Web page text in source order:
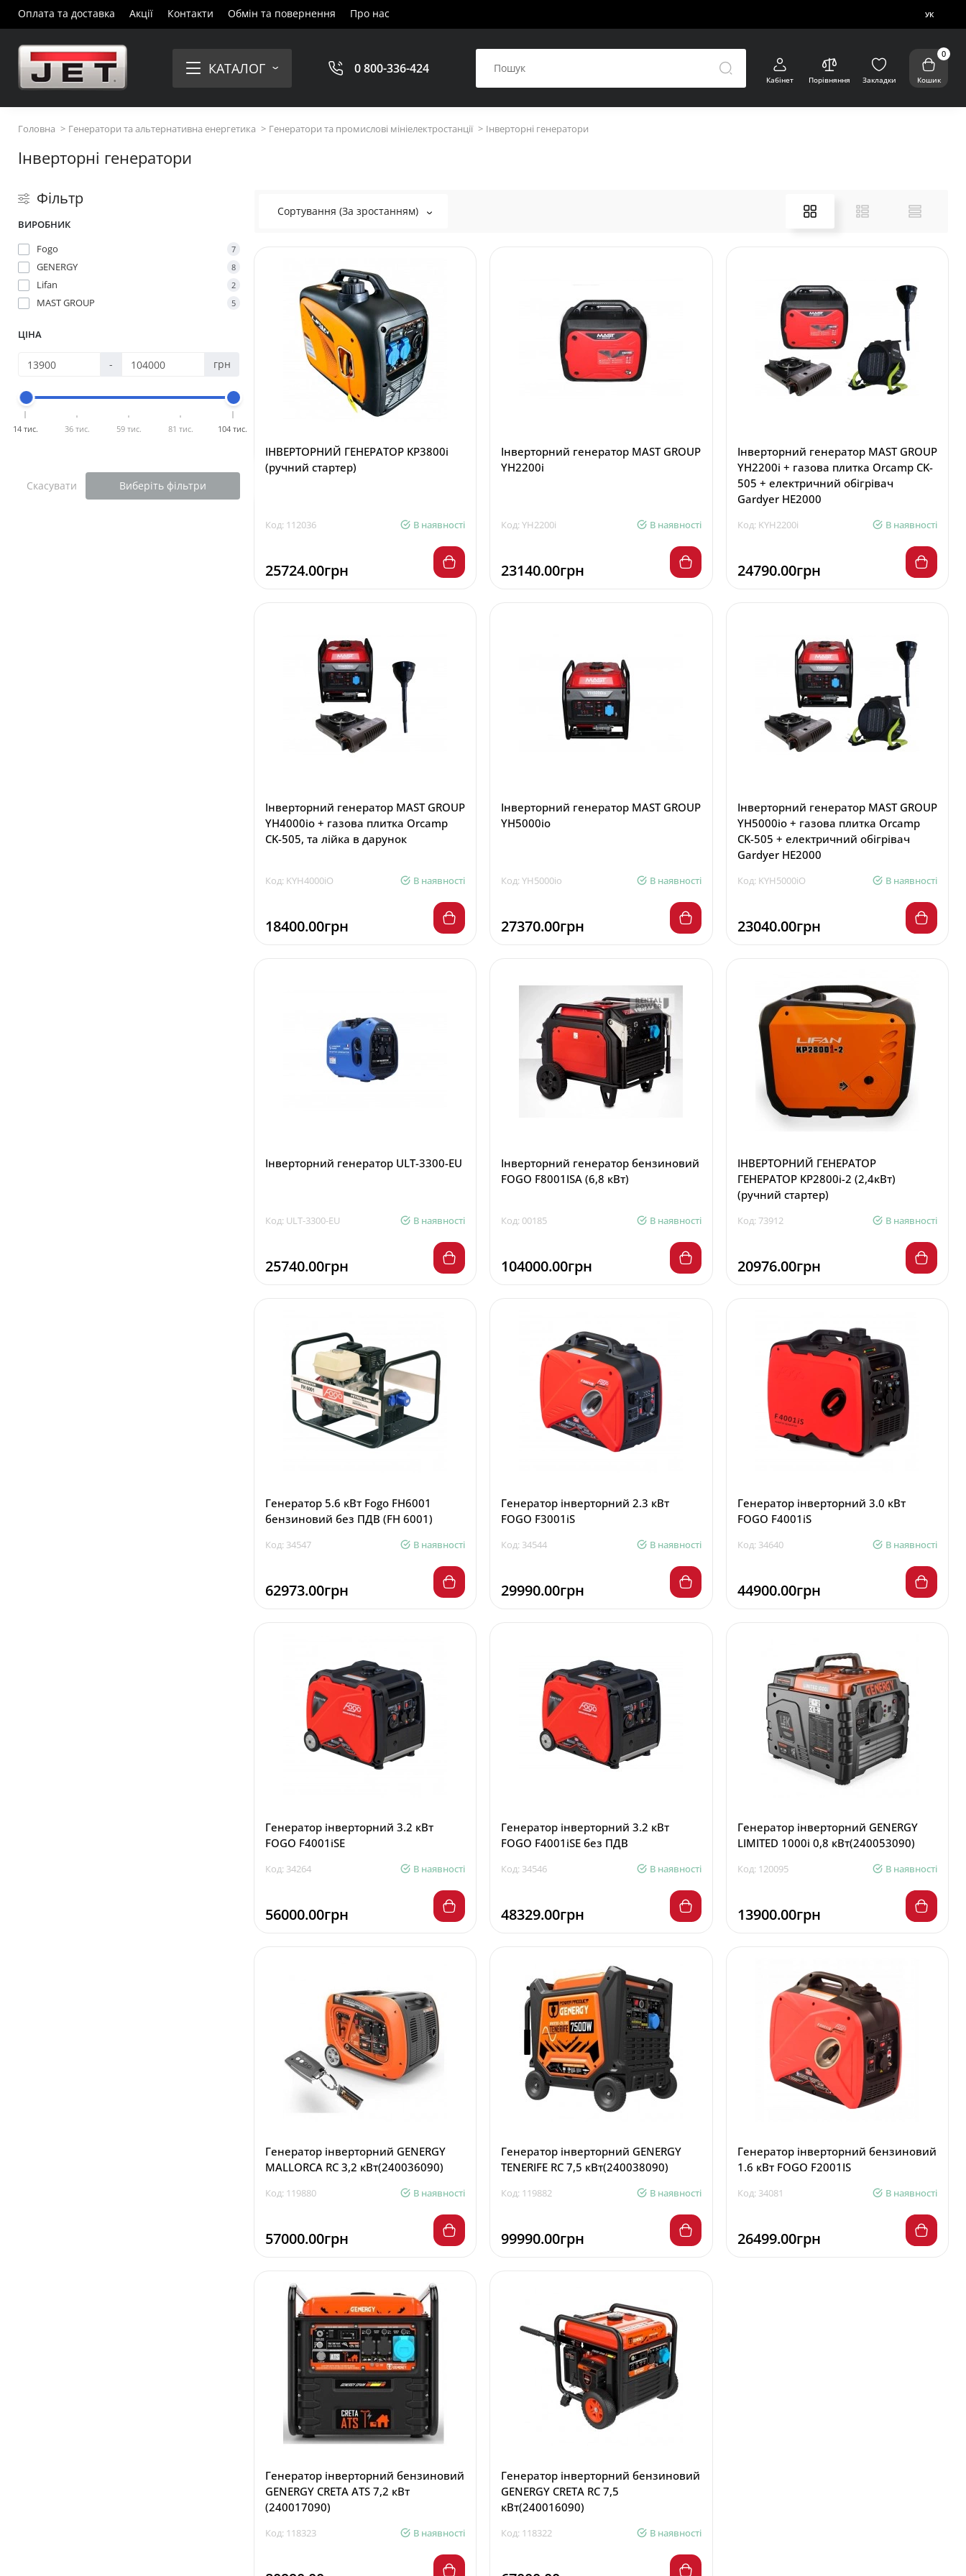
Оплата та доставка Акції Контакти Обмін та повернення Про нас УК
КАТАЛОГ 0 800-336-424
Кабінет Порівняння Закладки
0
Кошик
Головна Генератори та альтернативна енергетика Генератори та промислові мініелектростанції Інверторні генератори
Інверторні генератори
Фільтр
ВИРОБНИК
Fogo
7
GENERGY 8
Lifan 2
MAST GROUP 5
ЦІНА
- грн
14 тис. 36 тис. 59 тис. 81 тис. 104 тис.
Скасувати Виберіть фільтри
Сортування (За зростанням)
ІНВЕРТОРНИЙ ГЕНЕРАТОР KP3800і
(ручний стартер)
Код: 112036 В наявності
25724.00грн
Інверторний генератор MAST GROUP
YH2200i
Код: YH2200i В наявності
23140.00грн
Інверторний генератор MAST GROUP
YH2200i + газова плитка Orcamp CK-
505 + електричний обігрівач
Gardyer HE2000
Код: KYH2200i В наявності
24790.00грн
Інверторний генератор MAST GROUP
YH4000io + газова плитка Orcamp
CK-505, та лійка в дарунок
Код: KYH4000iO В наявності
18400.00грн
Інверторний генератор MAST GROUP
YH5000io
Код: YH5000io В наявності
27370.00грн
Інверторний генератор MAST GROUP
YH5000io + газова плитка Orcamp
CK-505 + електричний обігрівач
Gardyer HE2000
Код: KYH5000iO В наявності
23040.00грн
Інверторний генератор ULT-3300-EU
Код: ULT-3300-EU В наявності
25740.00грн
Інверторний генератор бензиновий
FOGO F8001ISA (6,8 кВт)
Код: 00185 В наявності
104000.00грн
ІНВЕРТОРНИЙ ГЕНЕРАТОР
ГЕНЕРАТОР KP2800i-2 (2,4кВт)
(ручний стартер)
Код: 73912 В наявності
20976.00грн
Генератор 5.6 кВт Fogo FH6001
бензиновий без ПДВ (FH 6001)
Код: 34547 В наявності
62973.00грн
Генератор інверторний 2.3 кВт
FOGO F3001iS
Код: 34544 В наявності
29990.00грн
Генератор інверторний 3.0 кВт
FOGO F4001iS
Код: 34640 В наявності
44900.00грн
Генератор інверторний 3.2 кВт
FOGO F4001iSE
Код: 34264 В наявності
56000.00грн
Генератор інверторний 3.2 кВт
FOGO F4001iSE без ПДВ
Код: 34546 В наявності
48329.00грн
Генератор інверторний GENERGY
LIMITED 1000i 0,8 кВт(240053090)
Код: 120095 В наявності
13900.00грн
Генератор інверторний GENERGY
MALLORCA RC 3,2 кВт(240036090)
Код: 119880 В наявності
57000.00грн
Генератор інверторний GENERGY
TENERIFE RC 7,5 кВт(240038090)
Код: 119882 В наявності
99990.00грн
Генератор інверторний бензиновий
1.6 кВт FOGO F2001IS
Код: 34081 В наявності
26499.00грн
Генератор інверторний бензиновий
GENERGY CRETA ATS 7,2 кВт
(240017090)
Код: 118323 В наявності
Генератор інверторний бензиновий
GENERGY CRETA RC 7,5
кВт(240016090)
Код: 118322 В наявності